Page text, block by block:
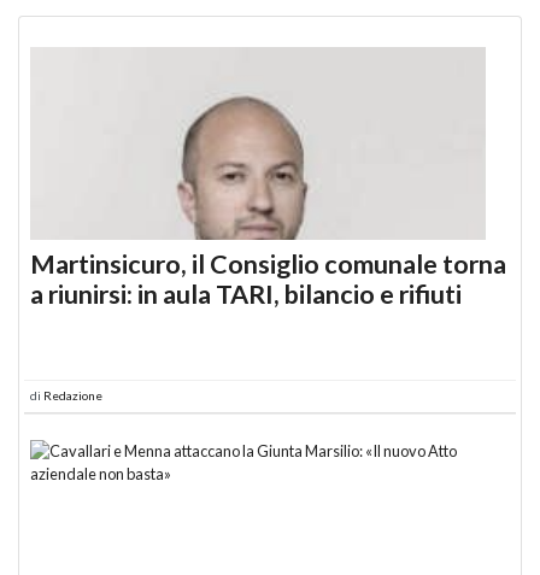
Martinsicuro, il Consiglio comunale torna
a riunirsi: in aula TARI, bilancio e rifiuti
di Redazione